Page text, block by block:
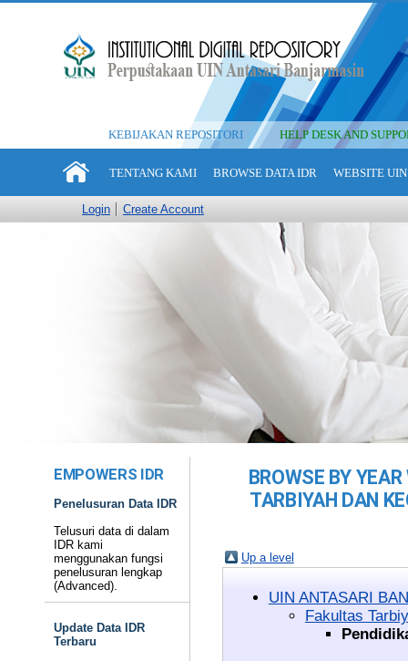
KEBIJAKAN REPOSITORI HELP DESK AND
TENTANG KAMI BROWSE DATA IDR WEBSITE
Login Create Account
EMPOWERS IDR
Penelusuran Data IDR
Telusuri data di dalam
IDR kami
menggunakan fungsi
penelusuran lengkap
(Advanced).
Update Data IDR
Terbaru
BROWSE BY
TARBIYAH DAN
Up a level
UIN ANTASARI
Fakultas